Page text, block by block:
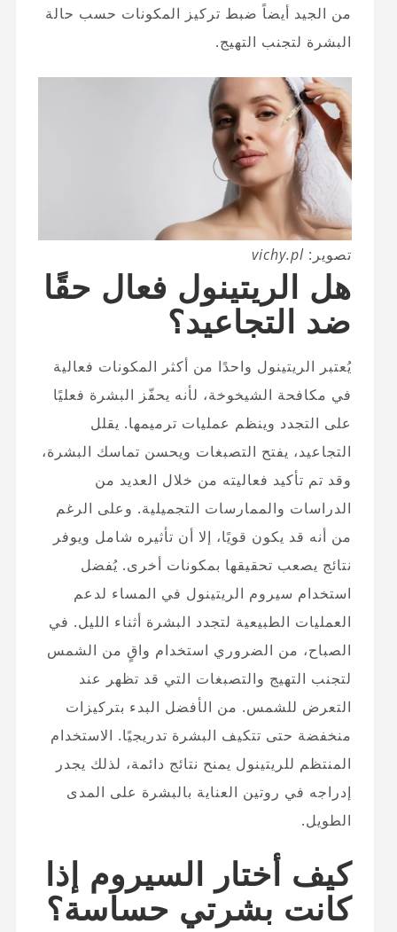
من الجيد أيضاً ضبط تركيز المكونات حسب حالة
البشرة لتجنب التهيج.
تصوير: vichy.pl
هل الريتينول فعال حقًا
ضد التجاعيد؟
يُعتبر الريتينول واحدًا من أكثر المكونات فعالية
في مكافحة الشيخوخة، لأنه يحفّز البشرة فعليًا
على التجدد وينظم عمليات ترميمها. يقلل
التجاعيد، يفتح التصبغات ويحسن تماسك البشرة،
وقد تم تأكيد فعاليته من خلال العديد من
الدراسات والممارسات التجميلية. وعلى الرغم
من أنه قد يكون قويًا، إلا أن تأثيره شامل ويوفر
نتائج يصعب تحقيقها بمكونات أخرى. يُفضل
استخدام سيروم الريتينول في المساء لدعم
العمليات الطبيعية لتجدد البشرة أثناء الليل. في
الصباح، من الضروري استخدام واقٍ من الشمس
لتجنب التهيج والتصبغات التي قد تظهر عند
التعرض للشمس. من الأفضل البدء بتركيزات
منخفضة حتى تتكيف البشرة تدريجيًا. الاستخدام
المنتظم للريتينول يمنح نتائج دائمة، لذلك يجدر
إدراجه في روتين العناية بالبشرة على المدى
الطويل.
كيف أختار السيروم إذا
كانت بشرتي حساسة؟